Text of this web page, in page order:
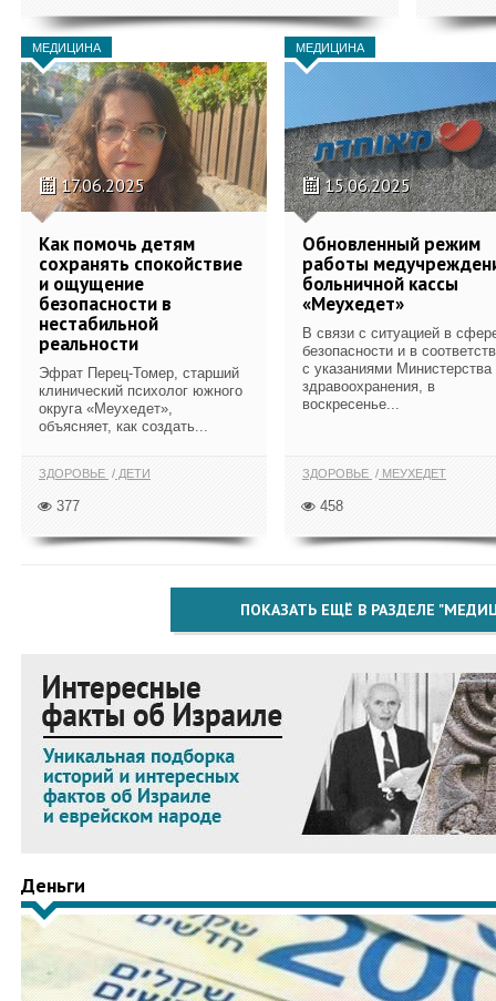
МЕДИЦИНА
17.06.2025
Как помочь детям
сохранять спокойствие
и ощущение
безопасности в
нестабильной
реальности
Эфрат Перец-Томер, старший
клинический психолог южного
округа «Меухедет»,
объясняет, как создать...
ЗДОРОВЬЕ ДЕТИ
377
МЕДИЦИНА
15.06.2025
Обновленный режим
работы
больничной кассы
«Меухедет»
В связи с ситуацией в
безопасности и в
с указаниями Министерства
здравоохранения, в
воскресенье...
ЗДОРОВЬЕ МЕУХЕДЕТ
458
ПОКАЗАТЬ ЕЩЁ В РАЗДЕЛЕ
Деньги